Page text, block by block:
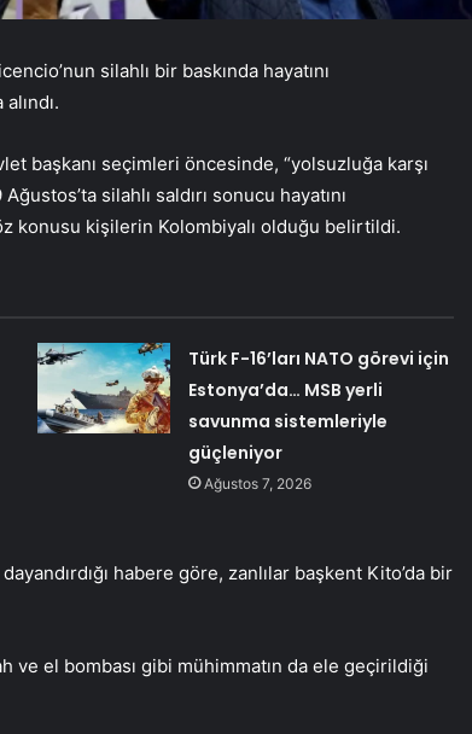
silahlı bir baskında hayatını
başkanı seçimleri öncesinde, “yolsuzluğa karşı
silahlı saldırı sonucu hayatını
konusu kişilerin Kolombiyalı olduğu belirtildi.
Türk F-16’ları NATO görevi için
Estonya’da… MSB yerli
savunma sistemleriyle
güçleniyor
Ağustos 7, 2026
habere göre, zanlılar başkent Kito’da bir
ve el bombası gibi mühimmatın da ele geçirildiği